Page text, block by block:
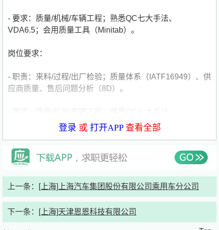
- 要求：质量/机械/车辆工程；熟悉QC七大手法、
VDA6.5；会用质量工具（Minitab）。
岗位要求：
- 职责：来料/过程/出厂检验；质量体系（IATF16949）、供
应商质量、售后问题分析（8D）。
VDA6.5；会用质量工具（Minitab）。
投递说明：
上汽乘用车公司是上汽集团的全资子公司，承担上汽自主品
登录 或 打开APP查看全部
上一条： [上海]上海汽车集团股份有限公司乘用车分公司
下一条： [上海]天津恩恩科技有限公司